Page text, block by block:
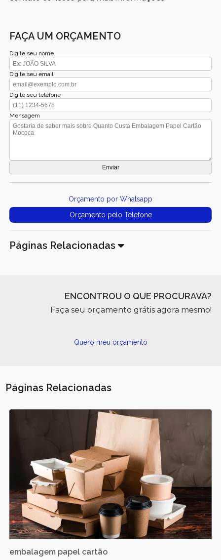
FAÇA UM ORÇAMENTO
Digite seu nome
Digite seu email
Digite seu telefone
Mensagem
Orçamento por Whatsapp
Orçamento pelo Telefone
Páginas Relacionadas
ENCONTROU O QUE PROCURAVA?
Faça seu orçamento grátis agora mesmo!
Quero meu orçamento
Páginas Relacionadas
embalagem papel cartão